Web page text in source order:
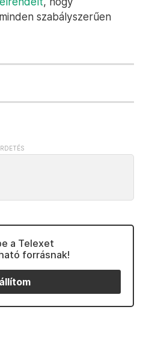
szabályszerűen
a Telexet
forrásnak!